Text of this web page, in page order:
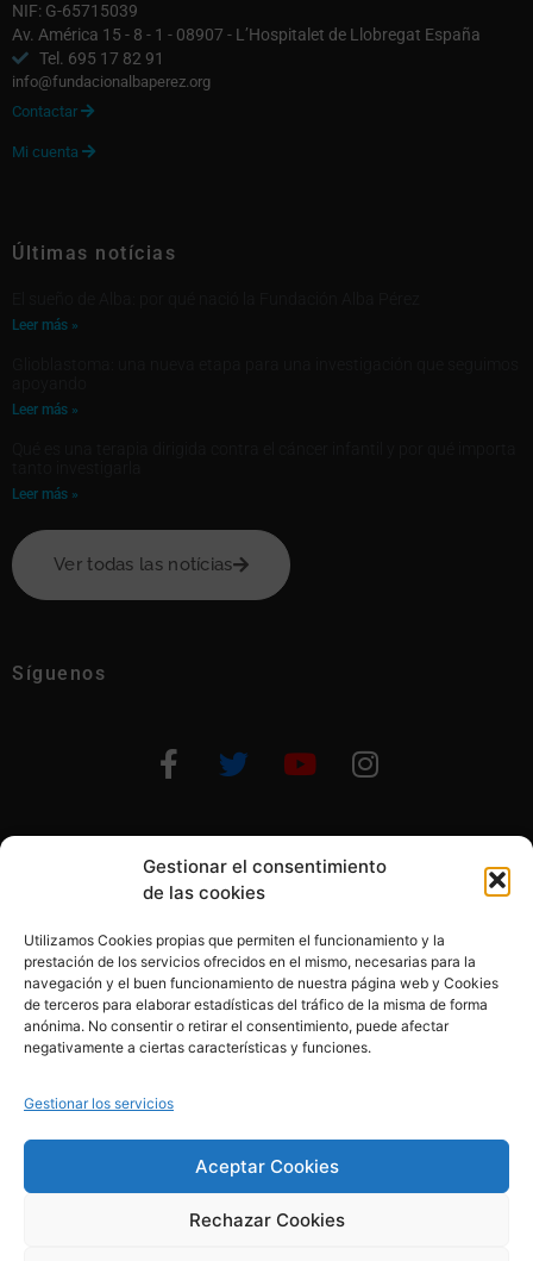
Gestionar el consentimiento
de las cookies
Utilizamos Cookies propias que permiten el funcionamiento y la
prestación de los servicios ofrecidos en el mismo, necesarias para la
navegación y el buen funcionamiento de nuestra página web y Cookies
de terceros para elaborar estadísticas del tráfico de la misma de forma
anónima. No consentir o retirar el consentimiento, puede afectar
negativamente a ciertas características y funciones.
Gestionar los servicios
Aceptar Cookies
Rechazar Cookies
NIF: G-65715039
Av. América 15 - 8 - 1 - 08907 - L’Hospitalet de Llobregat España
Tel. 695 17 82 91
info@fundacionalbaperez.org
Contactar 
Mi cuenta 
Últimas notícias
Leer más »
Leer más »
Leer más »
Ver todas las notícias
Síguenos
Otras formas de ayudar
© 2020, Fundación Alba Pérez. All Rights Reserved
Política de privacidad